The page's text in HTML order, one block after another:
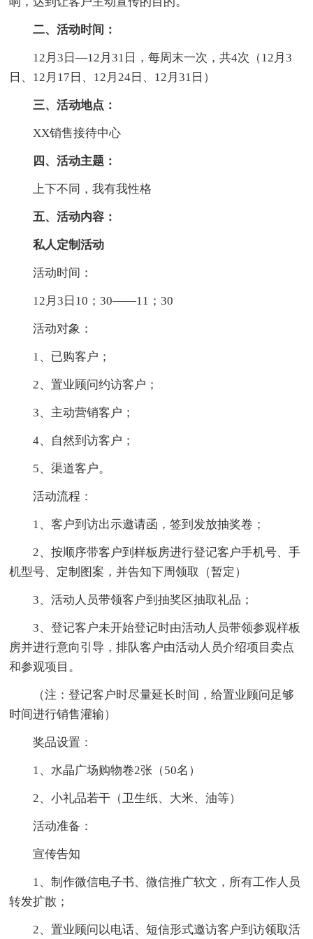
二、活动时间：
12月3日—12月31日，每周末一次，共4次（12月3
日、12月17日、12月24日、12月31日）
三、活动地点：
XX销售接待中心
四、活动主题：
上下不同，我有我性格
五、活动内容：
私人定制活动
活动时间：
12月3日10；30——11；30
活动对象：
1、已购客户；
2、置业顾问约访客户；
3、主动营销客户；
4、自然到访客户；
5、渠道客户。
活动流程：
1、客户到访出示邀请函，签到发放抽奖卷；
2、按顺序带客户到样板房进行登记客户手机号、手
机型号、定制图案，并告知下周领取（暂定）
3、活动人员带领客户到抽奖区抽取礼品；
3、登记客户未开始登记时由活动人员带领参观样板
房并进行意向引导，排队客户由活动人员介绍项目卖点
和参观项目。
（注：登记客户时尽量延长时间，给置业顾问足够
时间进行销售灌输）
奖品设置：
1、水晶广场购物卷2张（50名）
2、小礼品若干（卫生纸、大米、油等）
活动准备：
宣传告知
1、制作微信电子书、微信推广软文，所有工作人员
转发扩散；
2、置业顾问以电话、短信形式邀访客户到访领取活